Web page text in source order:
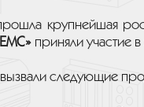
крупнейшая
приняли участие
следующие